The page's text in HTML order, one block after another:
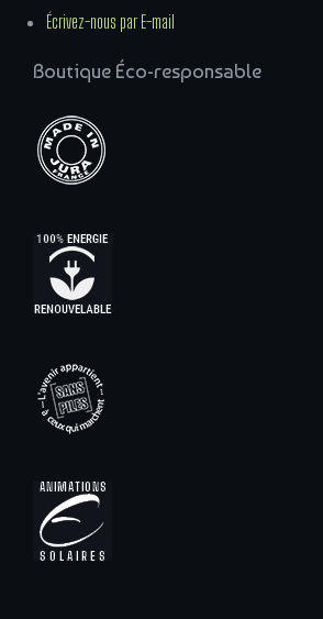
Écrivez-nous par E-mail
Boutique Éco-responsable